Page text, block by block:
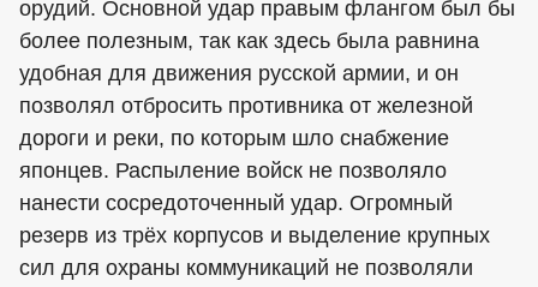
орудий. Основной удар правым флангом был бы
более полезным, так как здесь была равнина
удобная для движения русской армии, и он
позволял отбросить противника от железной
дороги и реки, по которым шло снабжение
японцев. Распыление войск не позволяло
нанести сосредоточенный удар. Огромный
резерв из трёх корпусов и выделение крупных
сил для охраны коммуникаций не позволяли